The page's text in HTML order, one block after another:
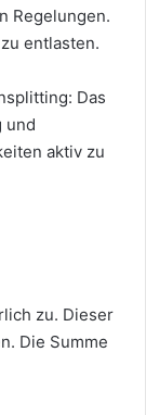
Regelungen.
entlasten.
Das
und
aktiv zu
zu. Dieser
Die Summe